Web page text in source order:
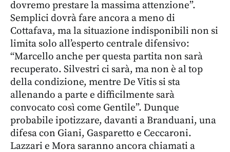
dovremo prestare la massima attenzione”.
Semplici dovrà fare ancora a meno di
Cottafava, ma la situazione indisponibili non si
limita solo all’esperto centrale difensivo:
“Marcello anche per questa partita non sarà
recuperato. Silvestri ci sarà, ma non è al top
della condizione, mentre De Vitis si sta
allenando a parte e difficilmente sarà
convocato così come Gentile”. Dunque
probabile ipotizzare, davanti a Branduani, una
difesa con Giani, Gasparetto e Ceccaroni.
Lazzari e Mora saranno ancora chiamati a